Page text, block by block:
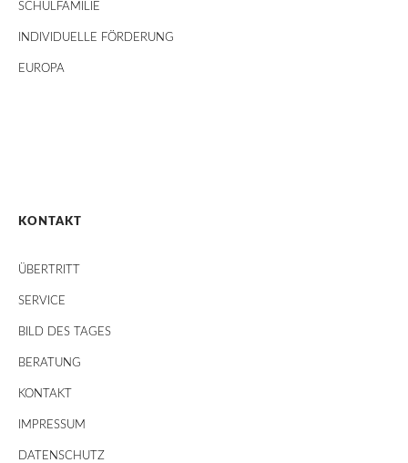
SCHULFAMILIE
INDIVIDUELLE FÖRDERUNG
EUROPA
KONTAKT
ÜBERTRITT
SERVICE
BILD DES TAGES
BERATUNG
KONTAKT
IMPRESSUM
DATENSCHUTZ